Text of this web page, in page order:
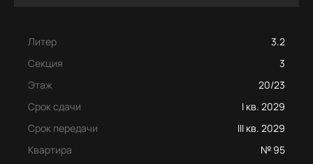
Литер
3.2
Секция
3
Этаж
20/23
Срок сдачи
I кв. 2029
Срок передачи
III кв. 2029
Квартира
№ 95